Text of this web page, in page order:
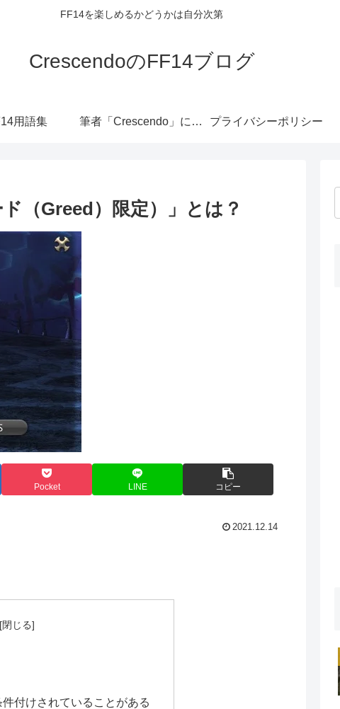
FF14を楽しめるかどうかは自分次第
CrescendoのFF14ブログ
用語集 筆者「Crescendo」について プライバシーポリシー
（Greed）限定）」とは？
Pocket LINE コピー
2021.12.14
付けされていることがある